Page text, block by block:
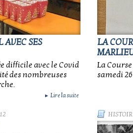
AVEC SES
difficile avec le Covid
des nombreuses
► Lire la suite
LA
La
samedi